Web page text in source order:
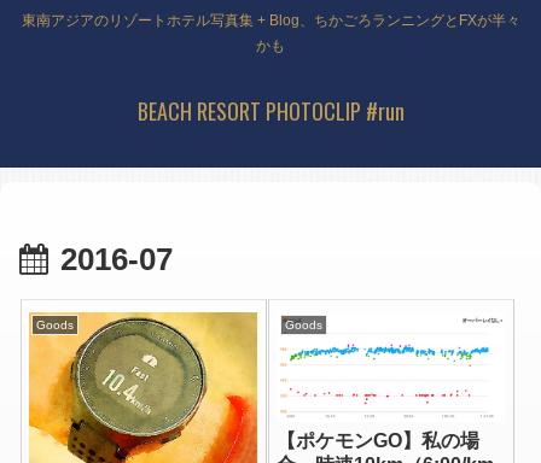
東南アジアのリゾートホテル写真集 + Blog、ちかごろランニングとFXが半々
かも
BEACH RESORT PHOTOCLIP #run
2016-07
Goods Goods
【ポケモンGO】私の場